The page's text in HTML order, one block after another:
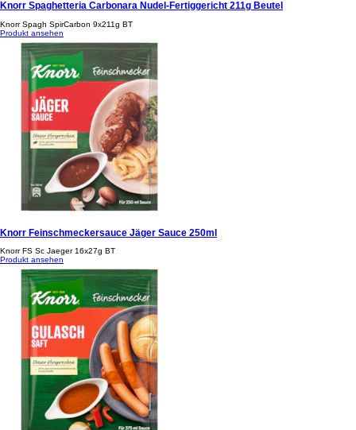
Knorr Spaghetteria Carbonara Nudel-Fertiggericht 211g Beutel
Knorr Spagh SpirCarbon 9x211g BT
Produkt ansehen
Knorr Feinschmeckersauce Jäger Sauce 250ml
Knorr FS Sc Jaeger 16x27g BT
Produkt ansehen